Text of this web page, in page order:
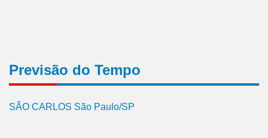
Previsão do Tempo
SÃO CARLOS São Paulo/SP